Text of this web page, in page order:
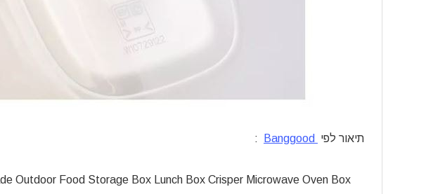
תיאור לפי :
Outdoor Food Storage Box Lunch Box Crisper Microwave Oven Box